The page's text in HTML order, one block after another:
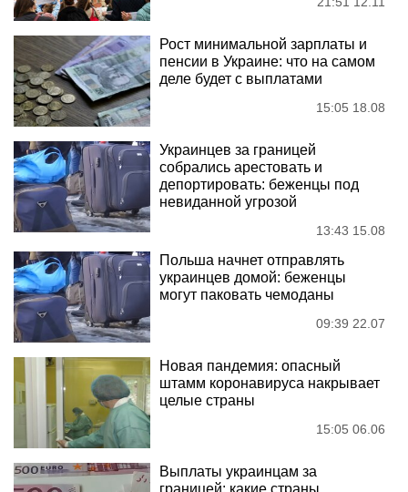
Рост минимальной зарплаты и
пенсии в Украине: что на самом
деле будет с выплатами
15:05 18.08
Украинцев за границей
собрались арестовать и
депортировать: беженцы под
невиданной угрозой
13:43 15.08
Польша начнет отправлять
украинцев домой: беженцы
могут паковать чемоданы
09:39 22.07
Новая пандемия: опасный
штамм коронавируса накрывает
целые страны
15:05 06.06
Выплаты украинцам за
границей: какие страны